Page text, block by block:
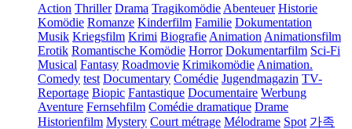
Action Thriller Drama Tragikomödie Abenteuer Historie
Komödie Romanze Kinderfilm Familie Dokumentation
Musik Kriegsfilm Krimi Biografie Animation Animationsfilm
Erotik Romantische Komödie Horror Dokumentarfilm Sci-Fi
Musical Fantasy Roadmovie Krimikomödie Animation.
Comedy test Documentary Comédie Jugendmagazin TV-
Reportage Biopic Fantastique Documentaire Werbung
Aventure Fernsehfilm Comédie dramatique Drame
Historienfilm Mystery Court métrage Mélodrame Spot 가족